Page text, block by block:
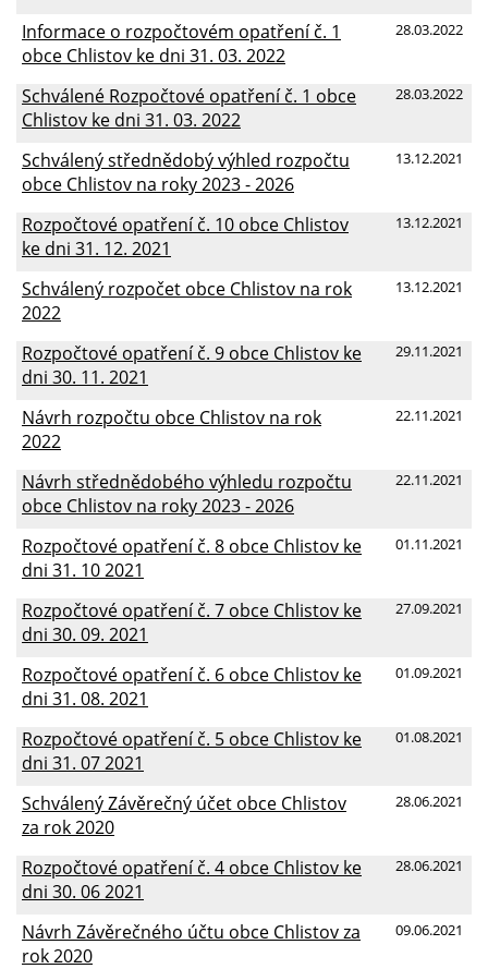
28.03.2022
Informace o rozpočtovém opatření č. 1
obce Chlistov ke dni 31. 03. 2022
28.03.2022
Schválené Rozpočtové opatření č. 1 obce
Chlistov ke dni 31. 03. 2022
13.12.2021
Schválený střednědobý výhled rozpočtu
obce Chlistov na roky 2023 - 2026
13.12.2021
Rozpočtové opatření č. 10 obce Chlistov
ke dni 31. 12. 2021
13.12.2021
Schválený rozpočet obce Chlistov na rok
2022
29.11.2021
Rozpočtové opatření č. 9 obce Chlistov ke
dni 30. 11. 2021
22.11.2021
Návrh rozpočtu obce Chlistov na rok
2022
22.11.2021
Návrh střednědobého výhledu rozpočtu
obce Chlistov na roky 2023 - 2026
01.11.2021
Rozpočtové opatření č. 8 obce Chlistov ke
dni 31. 10 2021
27.09.2021
Rozpočtové opatření č. 7 obce Chlistov ke
dni 30. 09. 2021
01.09.2021
Rozpočtové opatření č. 6 obce Chlistov ke
dni 31. 08. 2021
01.08.2021
Rozpočtové opatření č. 5 obce Chlistov ke
dni 31. 07 2021
28.06.2021
Schválený Závěrečný účet obce Chlistov
za rok 2020
28.06.2021
Rozpočtové opatření č. 4 obce Chlistov ke
dni 30. 06 2021
09.06.2021
Návrh Závěrečného účtu obce Chlistov za
rok 2020